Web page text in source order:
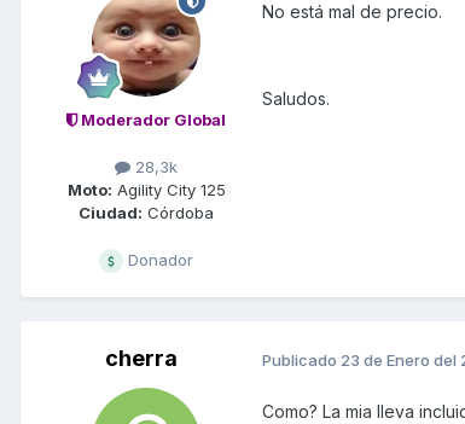
Moderador Global
28,3k
Moto: Agility City 125
Ciudad: Córdoba
Donador
No está mal de precio.
Saludos.
cherra Publicado 23 de Enero del
Como? La mia lleva